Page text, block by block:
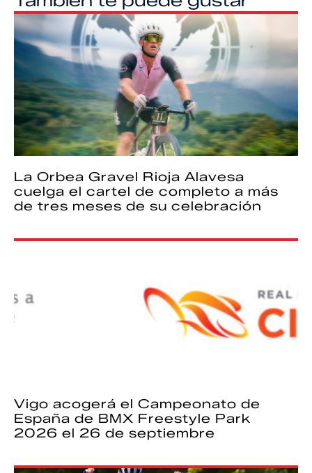
La Orbea Gravel Rioja Alavesa
cuelga el cartel de completo a más
de tres meses de su celebración
Vigo acogerá el Campeonato de
España de BMX Freestyle Park
2026 el 26 de septiembre